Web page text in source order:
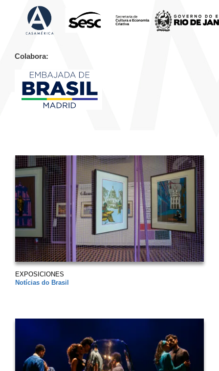
Colabora:
EXPOSICIONES
Notícias do Brasil